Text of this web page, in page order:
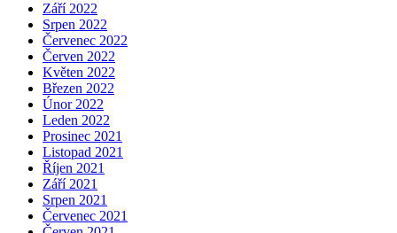
Září 2022
Srpen 2022
Červenec 2022
Červen 2022
Květen 2022
Březen 2022
Únor 2022
Leden 2022
Prosinec 2021
Listopad 2021
Říjen 2021
Září 2021
Srpen 2021
Červenec 2021